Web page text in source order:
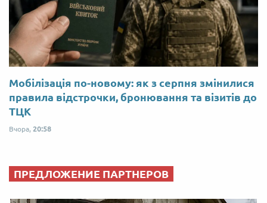
Мобілізація по-новому: як з серпня змінилися
правила відстрочки, бронювання та візитів до
ТЦК
Вчора, 20:58
ПРЕДЛОЖЕНИЕ ПАРТНЕРОВ